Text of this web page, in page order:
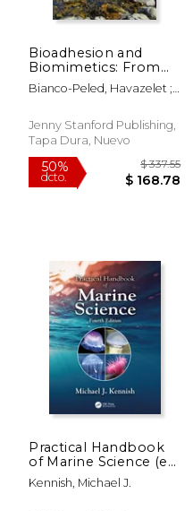
$ 22.91
Bioadhesion and
Biomimetics: From
Nature to
Applications (en
Bianco-Peled, Havazelet ;
Jenny Stanford Publishing,
Tapa Dura, Nuevo
Practical Handbook
of Marine Science (en
Inglés)
Kennish, Michael J.